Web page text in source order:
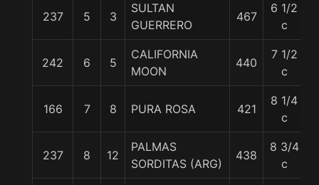
237 5 3
SULTAN
GUERRERO
467
6 1/2
c
242 6 5
CALIFORNIA
MOON
440
7 1/2
c
166 7 8 PURA ROSA 421
8 1/4
c
237 8 12
PALMAS
SORDITAS (ARG)
438
8 3/4
c